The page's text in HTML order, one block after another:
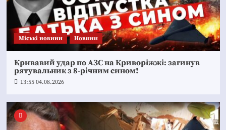
Mіські новини Новини
Кривавий удар по АЗС на Криворіжжі: загинув
рятувальник з 8-річним сином!
13:55 04.08.2026